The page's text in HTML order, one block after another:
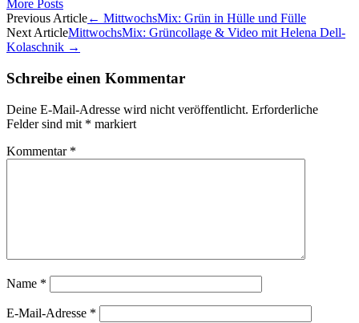
More Posts
Artikel-
Navigation
Previous Article← MittwochsMix: Grün in Hülle und Fülle
Next ArticleMittwochsMix: Grüncollage & Video mit Helena Dell-
Kolaschnik →
Schreibe einen Kommentar
Deine E-Mail-Adresse wird nicht veröffentlicht. Erforderliche
Felder sind mit * markiert
Kommentar *
Name *
E-Mail-Adresse *